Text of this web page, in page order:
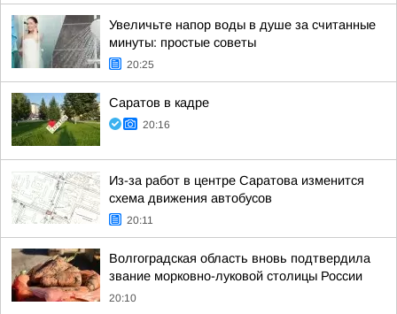
Увеличьте напор воды в душе за считанные
минуты: простые советы
20:25
Саратов в кадре
20:16
Из-за работ в центре Саратова изменится
схема движения автобусов
20:11
Волгоградская область вновь подтвердила
звание морковно-луковой столицы России
20:10